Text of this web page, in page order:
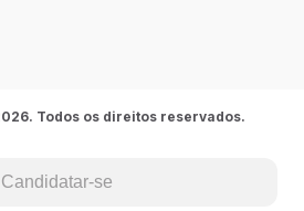
Candidatar-se
Todos os direitos reservados.